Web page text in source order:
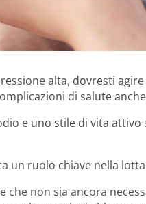
alta, dovresti
di salute
e uno stile di vita
un ruolo chiave nella
che non sia ancora